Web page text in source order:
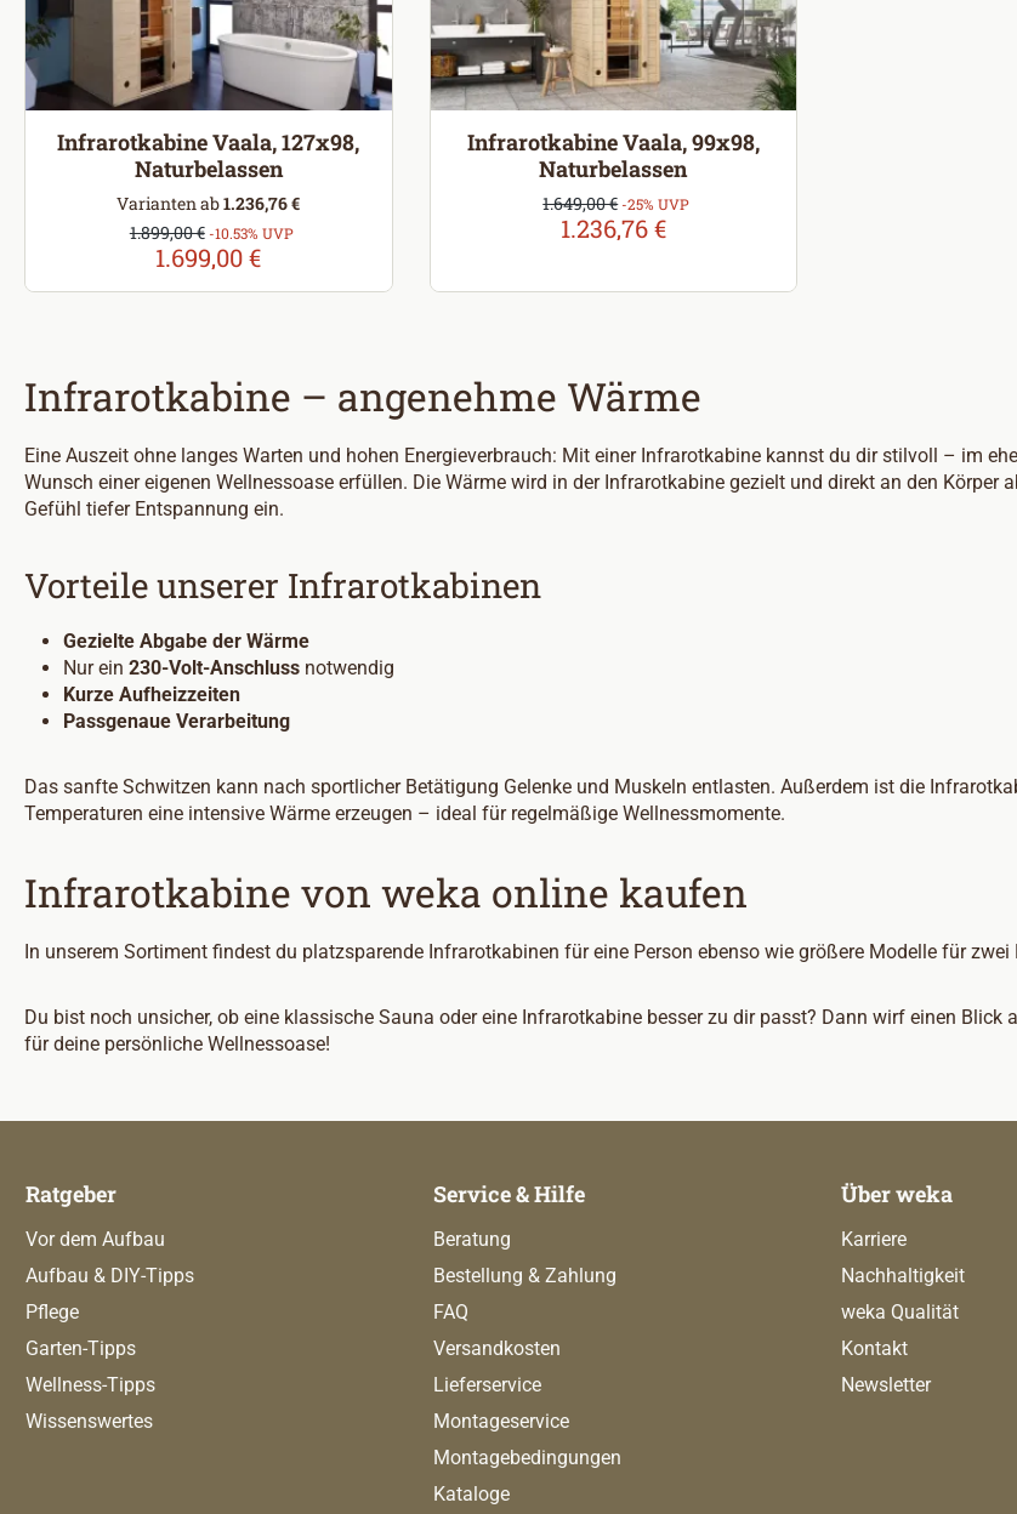
Infrarotkabine Vaala, 127x98,
Naturbelassen
Varianten ab1.236,76 €
Verkaufspreis:
1.699,00 €
Regulärer Preis:
1.899,00 € -10.53% UVP
Infrarotkabine Vaala, 99x98,
Naturbelassen
Verkaufspreis:
1.236,76 €
Regulärer Preis:
1.649,00 € -25% UVP
Infrarotkabine – angenehme Wärme
Eine Auszeit ohne langes Warten und hohen Energieverbrauch: Mit einer Infrarotkabine kannst du dir stilvoll – im
Wunsch einer eigenen Wellnessoase erfüllen. Die Wärme wird in der Infrarotkabine gezielt und direkt an den Körper
Gefühl tiefer Entspannung ein.
Vorteile unserer Infrarotkabinen
Gezielte Abgabe der Wärme
Nur ein 230-Volt-Anschluss notwendig
Kurze Aufheizzeiten
Passgenaue Verarbeitung
Das sanfte Schwitzen kann nach sportlicher Betätigung Gelenke und Muskeln entlasten. Außerdem ist die
Temperaturen eine intensive Wärme erzeugen – ideal für regelmäßige Wellnessmomente.
Infrarotkabine von weka online kaufen
In unserem Sortiment findest du platzsparende Infrarotkabinen für eine Person ebenso wie größere Modelle für
Du bist noch unsicher, ob eine klassische Sauna oder eine Infrarotkabine besser zu dir passt? Dann wirf einen Blick
für deine persönliche Wellnessoase!
Ratgeber
Vor dem Aufbau
Aufbau & DIY-Tipps
Pflege
Garten-Tipps
Wellness-Tipps
Wissenswertes
Service & Hilfe
Beratung
Bestellung & Zahlung
FAQ
Versandkosten
Lieferservice
Montageservice
Montagebedingungen
Kataloge
Über weka
Karriere
Nachhaltigkeit
weka Qualität
Kontakt
Newsletter